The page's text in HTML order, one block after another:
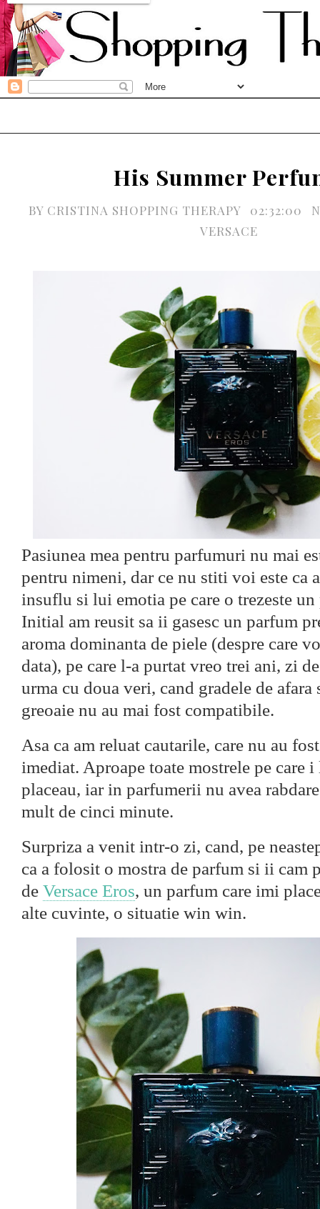
His Summer
BY CRISTINA SHOPPING THERAPY 02:32:00
VERSACE
Pasiunea mea pentru parfumuri nu mai
pentru nimeni, dar ce nu stiti voi este ca
insuflu si lui emotia pe care o trezeste
Initial am reusit sa ii gasesc un parfum
aroma dominanta de piele (despre care
data), pe care l-a purtat vreo trei ani, zi
urma cu doua veri, cand gradele de afara
greoaie nu au mai fost compatibile.
Asa ca am reluat cautarile, care nu au
imediat. Aproape toate mostrele pe care
placeau, iar in parfumerii nu avea
mult de cinci minute.
Surpriza a venit intr-o zi, cand, pe
ca a folosit o mostra de parfum si ii cam
de Versace Eros, un parfum care imi
alte cuvinte, o situatie win win.